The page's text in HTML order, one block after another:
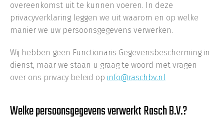
overeenkomst uit te kunnen voeren. In deze
privacyverklaring leggen we uit waarom en op welke
manier we uw persoonsgegevens verwerken.
Wij hebben geen Functionaris Gegevensbescherming in
dienst, maar we staan u graag te woord met vragen
over ons privacy beleid op info@raschbv.nl
Welke persoonsgegevens verwerkt Rasch B.V.?